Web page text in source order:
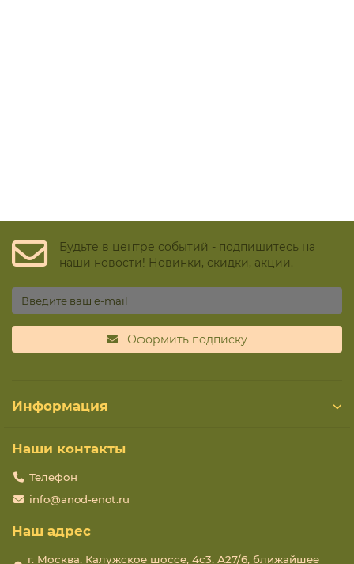
Будьте в центре событий - подпишитесь на
наши новости! Новинки, скидки, акции.
Оформить подписку
Информация
Наши контакты
Телефон
info@anod-enot.ru
Наш адрес
г. Москва, Калужское шоссе, 4с3, А27/6, ближайшее